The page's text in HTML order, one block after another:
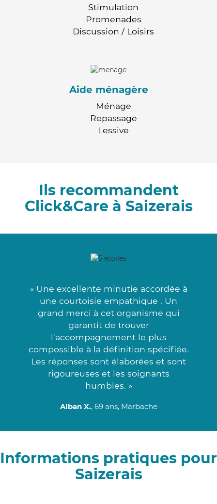
Stimulation
Promenades
Discussion / Loisirs
Aide ménagère
Ménage
Repassage
Lessive
Ils recommandent
Click&Care à Saizerais
« Une excellente minutie accordée à
une courtoisie empathique . Un
grand merci à cet organisme qui
garantit de trouver
l'accompagnement le plus
compossible à la définition spécifiée.
Les réponses sont élaborées et sont
rigoureuses et les soignants
humbles. »
Alban X., 69 ans, Marbache
Informations pratiques pour
Saizerais